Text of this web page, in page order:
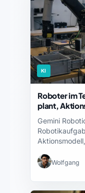
KI
Roboter im
plant,
Gemini
Wolfgang